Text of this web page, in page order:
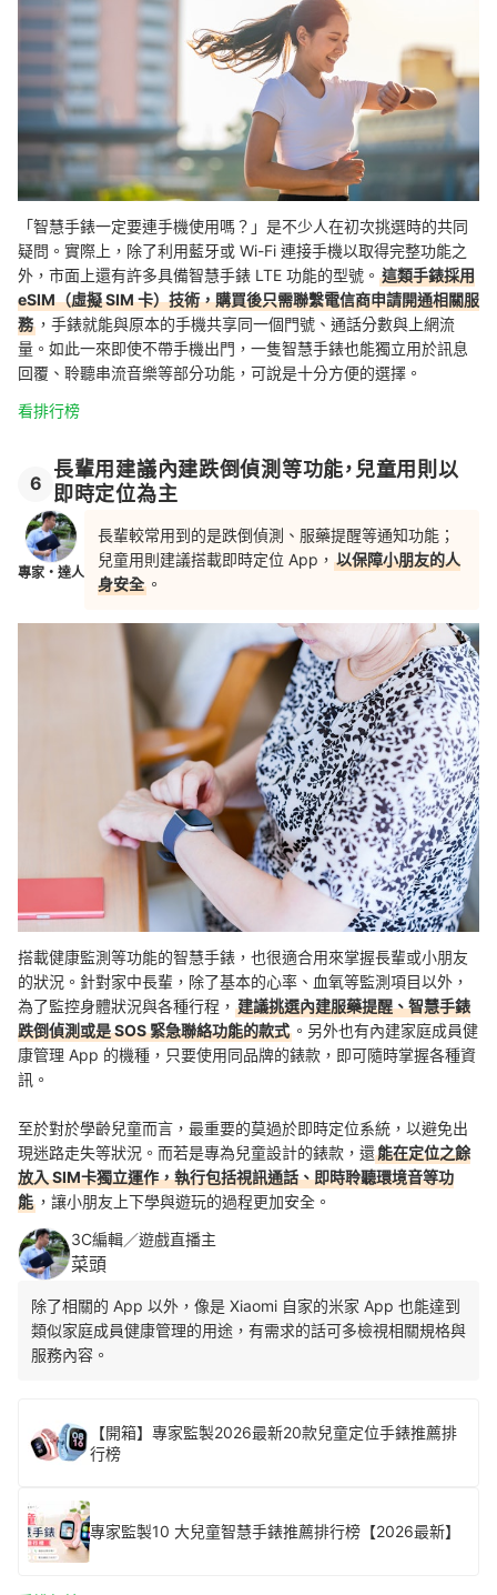
「智慧手錶一定要連手機使用嗎？」是不少人在初次挑選時的共同
疑問。實際上，除了利用藍牙或 Wi-Fi 連接手機以取得完整功能之
外，市面上還有許多具備智慧手錶 LTE 功能的型號。 這類手錶採用
eSIM（虛擬 SIM 卡）技術，購買後只需聯繫電信商申請開通相關服
務 ，手錶就能與原本的手機共享同一個門號、通話分數與上網流
量。如此一來即使不帶手機出門，一隻智慧手錶也能獨立用於訊息
回覆、聆聽串流音樂等部分功能，可說是十分方便的選擇。
看排行榜
6
長輩用建議內建跌倒偵測等功能，兒童用則以
即時定位為主
專家・達人
長輩較常用到的是跌倒偵測、服藥提醒等通知功能；
兒童用則建議搭載即時定位 App， 以保障小朋友的人
身安全 。
搭載健康監測等功能的智慧手錶，也很適合用來掌握長輩或小朋友
的狀況。針對家中長輩，除了基本的心率、血氧等監測項目以外，
為了監控身體狀況與各種行程， 建議挑選內建服藥提醒、智慧手錶
跌倒偵測或是 SOS 緊急聯絡功能的款式 。另外也有內建家庭成員健
康管理 App 的機種，只要使用同品牌的錶款，即可隨時掌握各種資
訊。
至於對於學齡兒童而言，最重要的莫過於即時定位系統，以避免出
現迷路走失等狀況。而若是專為兒童設計的錶款，還能在定位之餘
放入 SIM卡獨立運作，執行包括視訊通話、即時聆聽環境音等功
能 ，讓小朋友上下學與遊玩的過程更加安全。
3C編輯／遊戲直播主
菜頭
除了相關的 App 以外，像是 Xiaomi 自家的米家 App 也能達到
類似家庭成員健康管理的用途，有需求的話可多檢視相關規格與
服務內容。
【開箱】專家監製2026最新20款兒童定位手錶推薦排
行榜
專家監製10 大兒童智慧手錶推薦排行榜【2026最新】